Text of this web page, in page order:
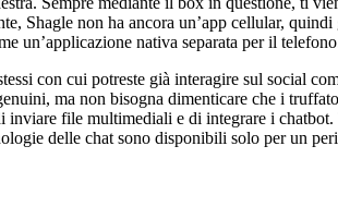
Shagle non ha ancora un’app cellular,
un’applicazione nativa separata per il
con cui potreste già interagire sul social
ma non bisogna dimenticare che i
inviare file multimediali e di integrare i
delle chat sono disponibili solo per un